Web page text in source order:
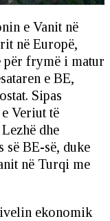
e Vanit në
në Europë,
për frymë i matur
e BE,
Sipas
Veriut të
dhe
së BE-së, duke
në Turqi me
ekonomik